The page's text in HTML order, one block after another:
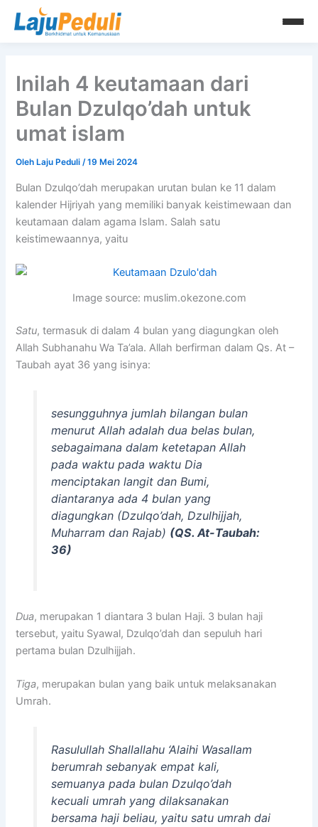
Inilah 4 keutamaan dari
Bulan Dzulqo’dah untuk
umat islam
Oleh Laju Peduli/19 Mei 2024
Bulan Dzulqo’dah merupakan urutan bulan ke 11 dalam
kalender Hijriyah yang memiliki banyak keistimewaan dan
keutamaan dalam agama Islam. Salah satu
keistimewaannya, yaitu
Image source: muslim.okezone.com
Satu, termasuk di dalam 4 bulan yang diagungkan oleh
Allah Subhanahu Wa Ta’ala. Allah berfirman dalam Qs. At –
Taubah ayat 36 yang isinya:
sesungguhnya jumlah bilangan bulan
menurut Allah adalah dua belas bulan,
sebagaimana dalam ketetapan Allah
pada waktu pada waktu Dia
menciptakan langit dan Bumi,
diantaranya ada 4 bulan yang
diagungkan (Dzulqo’dah, Dzulhijjah,
Muharram dan Rajab) (QS. At-Taubah:
36)
Dua, merupakan 1 diantara 3 bulan Haji. 3 bulan haji
tersebut, yaitu Syawal, Dzulqo’dah dan sepuluh hari
pertama bulan Dzulhijjah.
Tiga, merupakan bulan yang baik untuk melaksanakan
Umrah.
Rasulullah Shallallahu ‘Alaihi Wasallam
berumrah sebanyak empat kali,
semuanya pada bulan Dzulqo’dah
kecuali umrah yang dilaksanakan
bersama haji beliau, yaitu satu umrah dai